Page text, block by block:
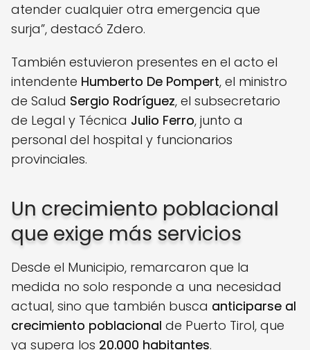
atender cualquier otra emergencia que
surja”, destacó Zdero.
También estuvieron presentes en el acto el
intendente Humberto De Pompert, el ministro
de Salud Sergio Rodríguez, el subsecretario
de Legal y Técnica Julio Ferro, junto a
personal del hospital y funcionarios
provinciales.
Un crecimiento poblacional
que exige más servicios
Desde el Municipio, remarcaron que la
medida no solo responde a una necesidad
actual, sino que también busca anticiparse al
crecimiento poblacional de Puerto Tirol, que
ya supera los 20.000 habitantes.